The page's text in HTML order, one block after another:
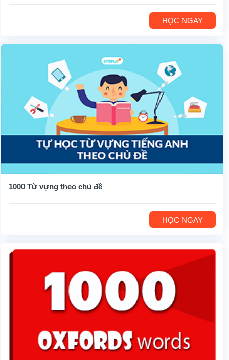
HỌC NGAY
1000 Từ vựng theo chủ đề
HỌC NGAY